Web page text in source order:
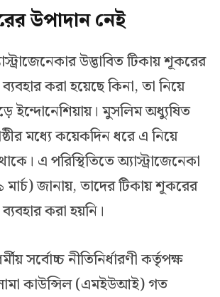
উপাদান নেই
উদ্ভাবিত টিকায় শূকরের
করা হয়েছে কিনা, তা নিয়ে
ইন্দোনেশিয়ায়। মুসলিম অধ্যুষিত
মধ্যে কয়েকদিন ধরে এ নিয়ে
এ পরিস্থিতিতে অ্যাস্ট্রাজেনেকা
জানায়, তাদের টিকায় শূকরের
করা হয়নি।
সর্বোচ্চ নীতিনির্ধারণী কর্তৃপক্ষ
কাউন্সিল (এমইউআই) গত